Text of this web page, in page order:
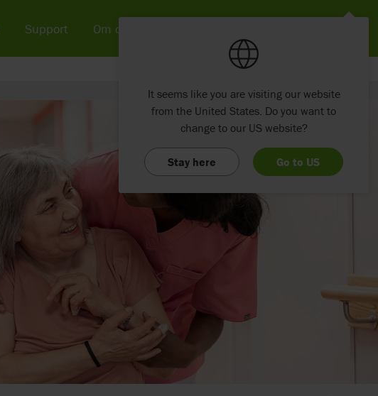
Support Om os
It seems like you are visiting our website
from the United States. Do you want to
change to our US website?
Stay here Go to US